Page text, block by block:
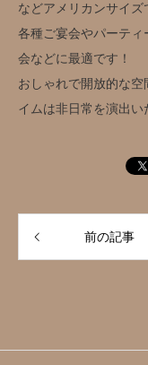
などアメリカンサイズ
各種ご宴会やパーテ
会などに最適です！
おしゃれで開放的な
イムは非日常を演出い
前の記事